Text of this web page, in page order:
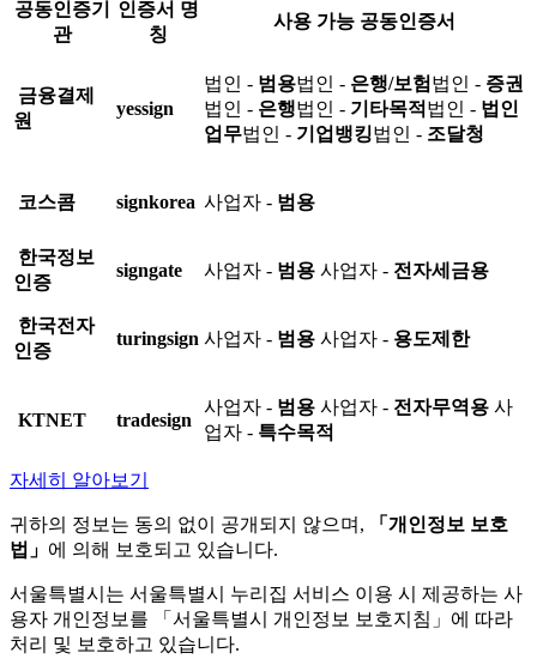
공동인증기
관
인증서 명
칭
사용 가능 공동인증서
금융결제
원
yessign
법인 - 범용법인 - 은행/보험 법인 - 증권
법인 - 은행법인 - 기타목적 법인 - 법인
업무법인 - 기업뱅킹법인 - 조달청
코스콤 signkorea 사업자 - 범용
한국정보
인증
signgate 사업자 - 범용 사업자 - 전자세금용
한국전자
인증
turingsign 사업자 - 범용 사업자 - 용도제한
KTNET tradesign
사업자 - 범용 사업자 - 전자무역용 사
업자 - 특수목적
자세히 알아보기
귀하의 정보는 동의 없이 공개되지 않으며,
「개인정보 보호
법」 에 의해 보호되고 있습니다.
서울특별시는 서울특별시 누리집 서비스 이용 시 제공하는 사
용자 개인정보를 「서울특별시 개인정보 보호지침」에 따라
처리 및 보호하고 있습니다.